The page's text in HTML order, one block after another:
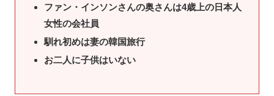
ファン・インソンさんの奥さんは4歳上の日本人
女性の会社員
馴れ初めは妻の韓国旅行
お二人に子供はいない